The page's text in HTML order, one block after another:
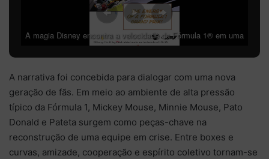
A magia Disney encontra a velocidade da Fórmula 1® em uma
A narrativa foi concebida para dialogar com uma nova
geração de fãs. Em meio ao ambiente de alta pressão
típico da Fórmula 1, Mickey Mouse, Minnie Mouse, Pato
Donald e Pateta surgem como peças-chave na
reconstrução de uma equipe em crise. Entre boxes e
curvas, amizade, cooperação e espírito coletivo tornam-se